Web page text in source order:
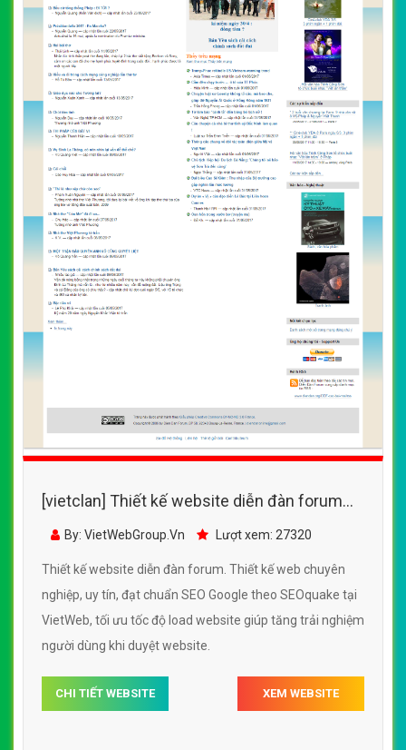
[vietclan] Thiết kế website diễn đàn forum
đẹp, chuyên nghiệp chuẩn SEO
By: VietWebGroup.Vn Lượt xem: 27320
Thiết kế website diễn đàn forum. Thiết kế web chuyên
nghiệp, uy tín, đạt chuẩn SEO Google theo SEOquake tại
VietWeb, tối ưu tốc độ load website giúp tăng trải nghiệm
người dùng khi duyệt website.
CHI TIẾT WEBSITE XEM WEBSITE